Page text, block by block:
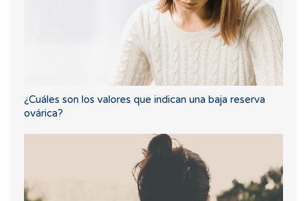
¿Cuáles son los valores que indican una baja reserva
ovárica?